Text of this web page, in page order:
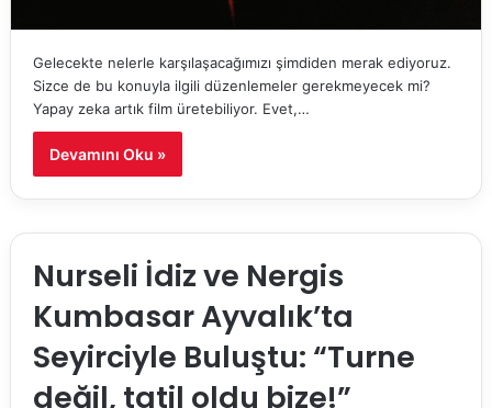
Gelecekte nelerle karşılaşacağımızı şimdiden merak ediyoruz.
Sizce de bu konuyla ilgili düzenlemeler gerekmeyecek mi?
Yapay zeka artık film üretebiliyor. Evet,…
Devamını Oku »
Nurseli İdiz ve Nergis
Kumbasar Ayvalık’ta
Seyirciyle Buluştu: “Turne
değil, tatil oldu bize!”